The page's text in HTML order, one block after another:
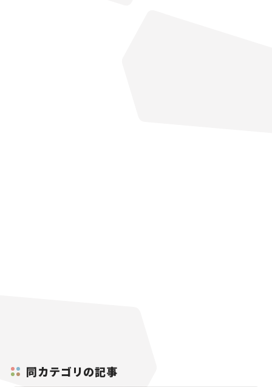
同カテゴリの記事